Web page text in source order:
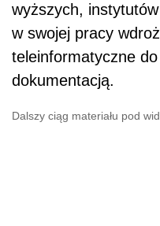
wyższych,
w swojej pracy
teleinformatyczne
dokumentacją.
Dalszy ciąg materiału pod